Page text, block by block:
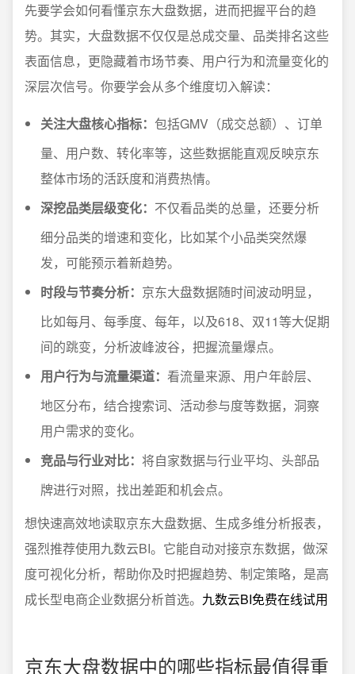
先要学会如何看懂京东大盘数据，进而把握平台的趋
势。其实，大盘数据不仅仅是总成交量、品类排名这些
表面信息，更隐藏着市场节奏、用户行为和流量变化的
深层次信号。你要学会从多个维度切入解读：
关注大盘核心指标： 包括GMV（成交总额）、订单
量、用户数、转化率等，这些数据能直观反映京东
整体市场的活跃度和消费热情。
深挖品类层级变化： 不仅看品类的总量，还要分析
细分品类的增速和变化，比如某个小品类突然爆
发，可能预示着新趋势。
时段与节奏分析： 京东大盘数据随时间波动明显，
比如每月、每季度、每年，以及618、双11等大促期
间的跳变，分析波峰波谷，把握流量爆点。
用户行为与流量渠道： 看流量来源、用户年龄层、
地区分布，结合搜索词、活动参与度等数据，洞察
用户需求的变化。
竞品与行业对比： 将自家数据与行业平均、头部品
牌进行对照，找出差距和机会点。
想快速高效地读取京东大盘数据、生成多维分析报表，
强烈推荐使用九数云BI。它能自动对接京东数据，做深
度可视化分析，帮助你及时把握趋势、制定策略，是高
成长型电商企业数据分析首选。 九数云BI免费在线试用
京东大盘数据中的哪些指标最值得重